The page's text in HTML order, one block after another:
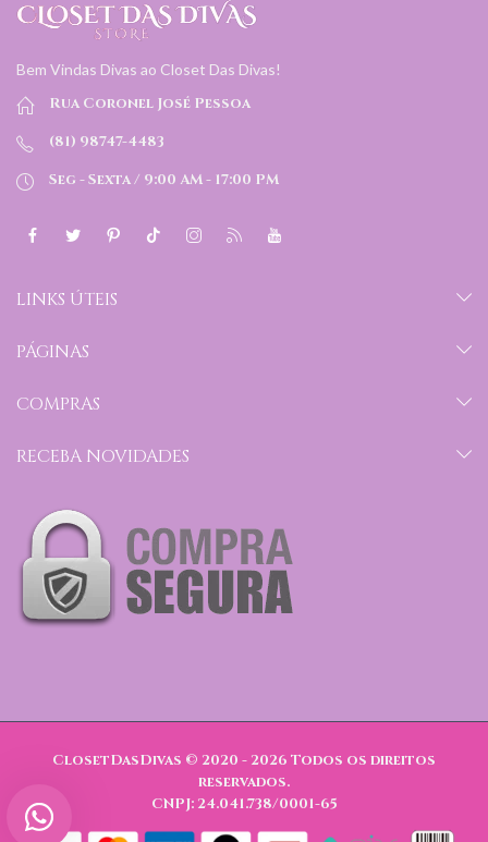
Bem Vindas Divas ao Closet Das Divas!
Rua Coronel José Pessoa
(81) 98747-4483
Seg - Sexta / 9:00 AM - 17:00 PM
LINKS ÚTEIS
PÁGINAS
COMPRAS
RECEBA NOVIDADES
ClosetDasDivas © 2020 - 2026 Todos os direitos
reservados.
CNPJ: 24.041.738/0001-65